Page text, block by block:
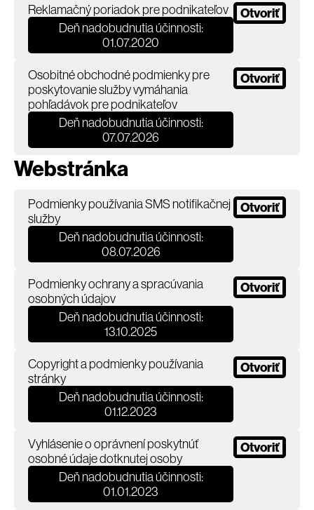
Reklamačný poriadok pre podnikateľov
Deň nadobudnutia účinnosti:
01.07.2020
Otvoriť
Osobitné obchodné podmienky pre
poskytovanie služby vymáhania
pohľadávok pre podnikateľov
Deň nadobudnutia účinnosti:
07.07.2026
Otvoriť
Webstránka
Podmienky používania SMS notifikačnej
služby
Deň nadobudnutia účinnosti:
08.07.2026
Otvoriť
Podmienky ochrany a spracúvania
osobných údajov
Deň nadobudnutia účinnosti:
13.10.2025
Otvoriť
Copyright a podmienky používania
stránky
Deň nadobudnutia účinnosti:
01.12.2023
Otvoriť
Vyhlásenie o oprávnení poskytnúť
osobné údaje dotknutej osoby
Deň nadobudnutia účinnosti:
01.01.2023
Otvoriť